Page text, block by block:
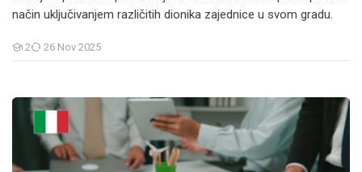
način uključivanjem različitih dionika zajednice u svom gradu.
2
Students
26 Nov 2025
Gestione della transizione: un processo per co-creare un